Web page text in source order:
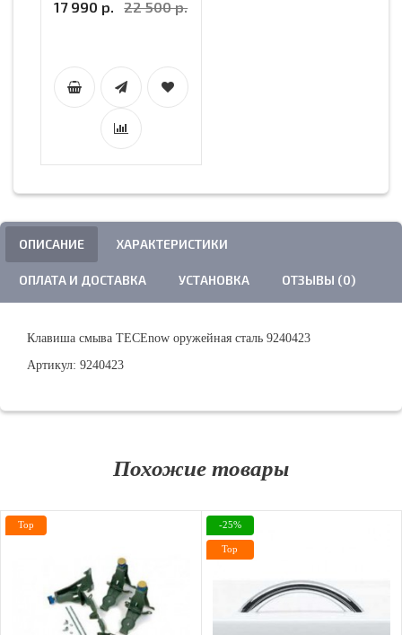
17 990 р. 22 500 р.
ОПИСАНИЕ ХАРАКТЕРИСТИКИ
ОПЛАТА И ДОСТАВКА УСТАНОВКА ОТЗЫВЫ (0)
Клавиша смыва TECEnow оружейная сталь 9240423
Артикул: 9240423
Похожие товары
Top -25%
Top